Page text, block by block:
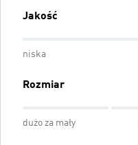
Jakość
niska
Rozmiar
dużo za mały